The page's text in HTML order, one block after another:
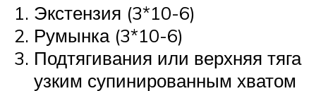
Экстензия (3*10-6)
Румынка (3*10-6)
Подтягивания или верхняя тяга
узким супинированным хватом